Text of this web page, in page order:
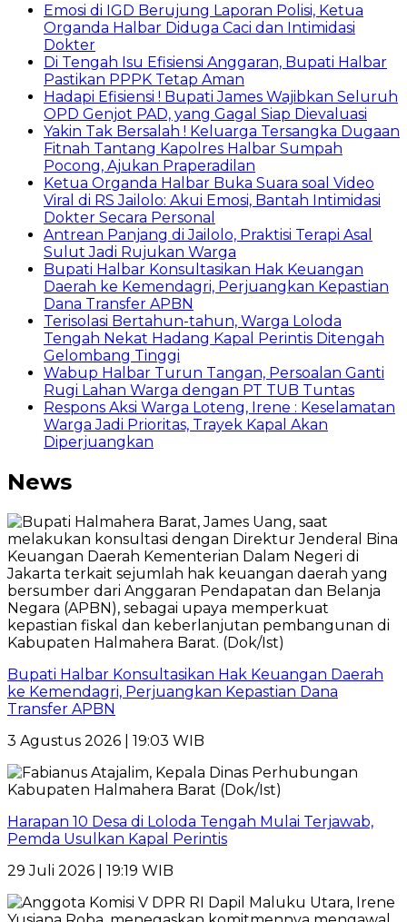
Emosi di IGD Berujung Laporan Polisi, Ketua
Organda Halbar Diduga Caci dan Intimidasi
Dokter
Di Tengah Isu Efisiensi Anggaran, Bupati Halbar
Pastikan PPPK Tetap Aman
Hadapi Efisiensi ! Bupati James Wajibkan Seluruh
OPD Genjot PAD, yang Gagal Siap Dievaluasi
Yakin Tak Bersalah ! Keluarga Tersangka Dugaan
Fitnah Tantang Kapolres Halbar Sumpah
Pocong, Ajukan Praperadilan
Ketua Organda Halbar Buka Suara soal Video
Viral di RS Jailolo: Akui Emosi, Bantah Intimidasi
Dokter Secara Personal
Antrean Panjang di Jailolo, Praktisi Terapi Asal
Sulut Jadi Rujukan Warga
Bupati Halbar Konsultasikan Hak Keuangan
Daerah ke Kemendagri, Perjuangkan Kepastian
Dana Transfer APBN
Terisolasi Bertahun-tahun, Warga Loloda
Tengah Nekat Hadang Kapal Perintis Ditengah
Gelombang Tinggi
Wabup Halbar Turun Tangan, Persoalan Ganti
Rugi Lahan Warga dengan PT TUB Tuntas
Respons Aksi Warga Loteng, Irene : Keselamatan
Warga Jadi Prioritas, Trayek Kapal Akan
Diperjuangkan
News
Bupati Halbar Konsultasikan Hak Keuangan Daerah
ke Kemendagri, Perjuangkan Kepastian Dana
Transfer APBN
3 Agustus 2026 | 19:03 WIB
Harapan 10 Desa di Loloda Tengah Mulai Terjawab,
Pemda Usulkan Kapal Perintis
29 Juli 2026 | 19:19 WIB